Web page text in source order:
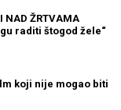
NAD ŽRTVAMA
raditi štogod žele“
koji nije mogao biti